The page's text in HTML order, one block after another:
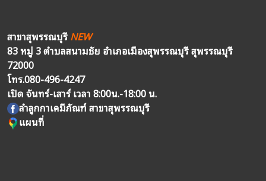
สาขาสุพรรณบุรีNEW
83 หมู่ 3 ตำบลสนามชัย อำเภอเมืองสุพรรณบุรี สุพรรณบุรี
72000
โทร.080-496-4247
เปิด จันทร์-เสาร์ เวลา 8:00น.-18:00 น.
ลำลูกกาเคมีภัณฑ์ สาขาสุพรรณบุรี
แผนที่